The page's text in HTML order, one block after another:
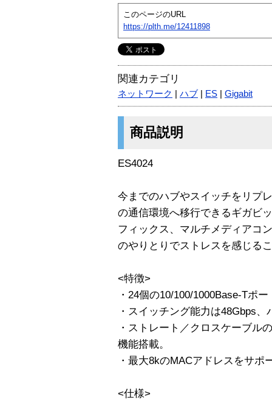
このページのURL
https://plth.me/12411898
関連カテゴリ
ネットワーク ハブ ES Gigabit
商品説明
ES4024
今までのハブやスイッチをリプ
の通信環境へ移行できるギガビ
フィックス、マルチメディアコ
のやりとりでストレスを感じる
<特徴>
・24個の10/100/1000Base-Tポ
・スイッチング能力は48Gbps
・ストレート／クロスケーブル
機能搭載。
・最大8kのMACアドレスをサポ
<仕様>